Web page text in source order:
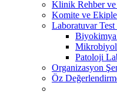
Klinik Rehber
Komite ve
Laboratuvar Test
Biyokimya
Patoloji
Organizasyon
Öz